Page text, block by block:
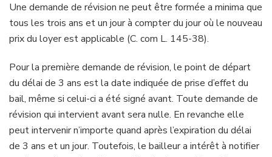
Une demande de révision ne peut être formée a minima que
tous les trois ans et un jour à compter du jour où le nouveau
prix du loyer est applicable (C. com L. 145-38).
Pour la première demande de révision, le point de départ
du délai de 3 ans est la date indiquée de prise d’effet du
bail, même si celui-ci a été signé avant. Toute demande de
révision qui intervient avant sera nulle. En revanche elle
peut intervenir n’importe quand après l’expiration du délai
de 3 ans et un jour. Toutefois, le bailleur a intérêt à notifier